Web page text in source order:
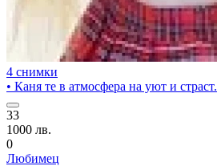
4 снимки
• Каня те в атмосфера на уют и страст.
33
1000 лв.
0
Любимец